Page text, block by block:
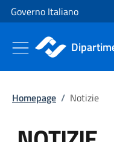
Vai al contenuto
Vai alla navigazione del sito
Governo Italiano
Homepage / Notizie